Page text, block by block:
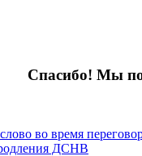
Спасибо! Мы
во время
ДСНВ